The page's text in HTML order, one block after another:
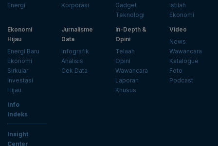
Energi
Korporasi
Gadget
Teknologi
Istilah
Ekonomi
Ekonomi
Hijau
Energi Baru
Ekonomi
Sirkular
Investasi
Hijau
Jurnalisme
Data
Infografik
Analisis
Cek Data
In-Depth &
Opini
Telaah
Opini
Wawancara
Laporan
Khusus
Video
News
Wawancara
Katalogue
Foto
Podcast
Info
Indeks
Insight
Center